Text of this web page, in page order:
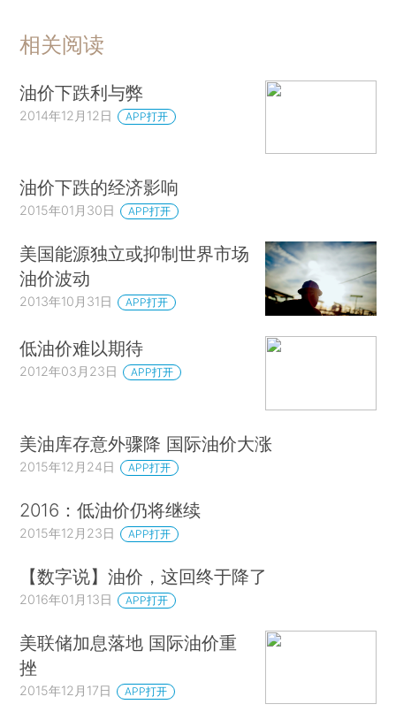
相关阅读
油价下跌利与弊
2014年12月12日 APP打开
油价下跌的经济影响
2015年01月30日 APP打开
美国能源独立或抑制世界市场
油价波动
2013年10月31日 APP打开
低油价难以期待
2012年03月23日 APP打开
美油库存意外骤降 国际油价大涨
2015年12月24日 APP打开
2016：低油价仍将继续
2015年12月23日 APP打开
【数字说】油价，这回终于降了
2016年01月13日 APP打开
美联储加息落地 国际油价重
挫
2015年12月17日 APP打开